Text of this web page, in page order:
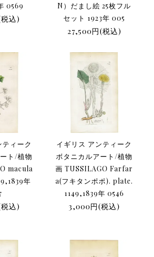
0569
込)
N）だまし絵 25枚フル
セット 1923年 005
27,500円(税込)
ィーク
ト/植物
macula
年
込)
イギリス アンティーク
ボタニカルアート/植物
画 TUSSILAGO Farfar
a(フキタンポポ). plate.
1149,1839年 0546
3,000円(税込)